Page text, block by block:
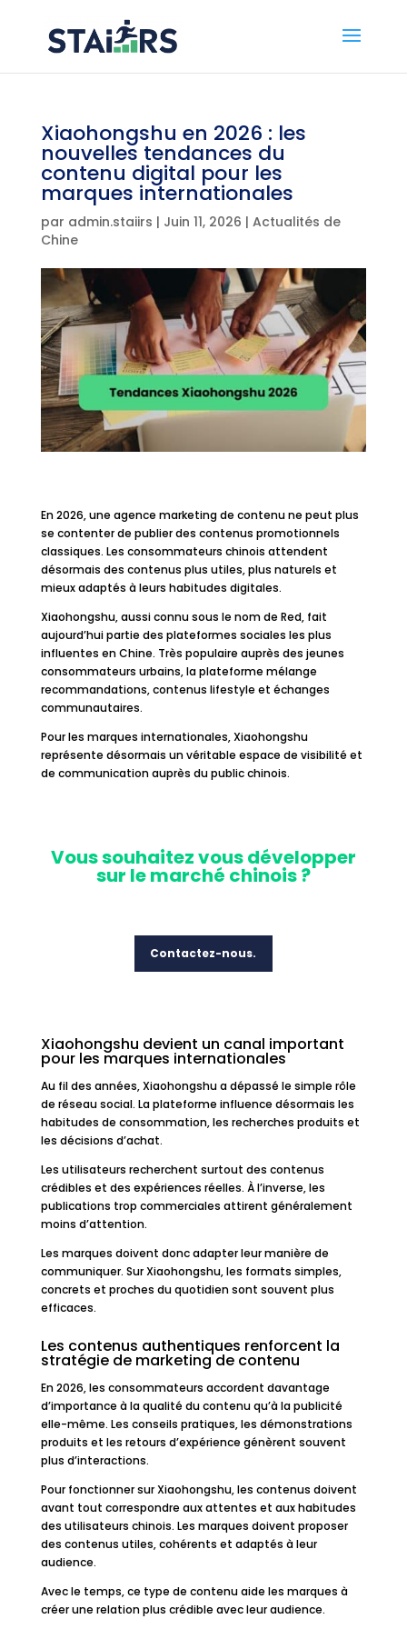
Xiaohongshu en 2026 : les
nouvelles tendances du
contenu digital pour les
marques internationales
par admin.staiirs | Juin 11, 2026 | Actualités de
Chine
En 2026, une agence marketing de contenu ne peut plus
se contenter de publier des contenus promotionnels
classiques. Les consommateurs chinois attendent
désormais des contenus plus utiles, plus naturels et
mieux adaptés à leurs habitudes digitales.
Xiaohongshu, aussi connu sous le nom de Red, fait
aujourd’hui partie des plateformes sociales les plus
influentes en Chine. Très populaire auprès des jeunes
consommateurs urbains, la plateforme mélange
recommandations, contenus lifestyle et échanges
communautaires.
Pour les marques internationales, Xiaohongshu
représente désormais un véritable espace de visibilité et
de communication auprès du public chinois.
Vous souhaitez vous développer
sur le marché chinois ?
Contactez-nous.
Xiaohongshu devient un canal important
pour les marques internationales
Au fil des années, Xiaohongshu a dépassé le simple rôle
de réseau social. La plateforme influence désormais les
habitudes de consommation, les recherches produits et
les décisions d’achat.
Les utilisateurs recherchent surtout des contenus
crédibles et des expériences réelles. À l’inverse, les
publications trop commerciales attirent généralement
moins d’attention.
Les marques doivent donc adapter leur manière de
communiquer. Sur Xiaohongshu, les formats simples,
concrets et proches du quotidien sont souvent plus
efficaces.
Les contenus authentiques renforcent la
stratégie de marketing de contenu
En 2026, les consommateurs accordent davantage
d’importance à la qualité du contenu qu’à la publicité
elle-même. Les conseils pratiques, les démonstrations
produits et les retours d’expérience génèrent souvent
plus d’interactions.
Pour fonctionner sur Xiaohongshu, les contenus doivent
avant tout correspondre aux attentes et aux habitudes
des utilisateurs chinois. Les marques doivent proposer
des contenus utiles, cohérents et adaptés à leur
audience.
Avec le temps, ce type de contenu aide les marques à
créer une relation plus crédible avec leur audience.